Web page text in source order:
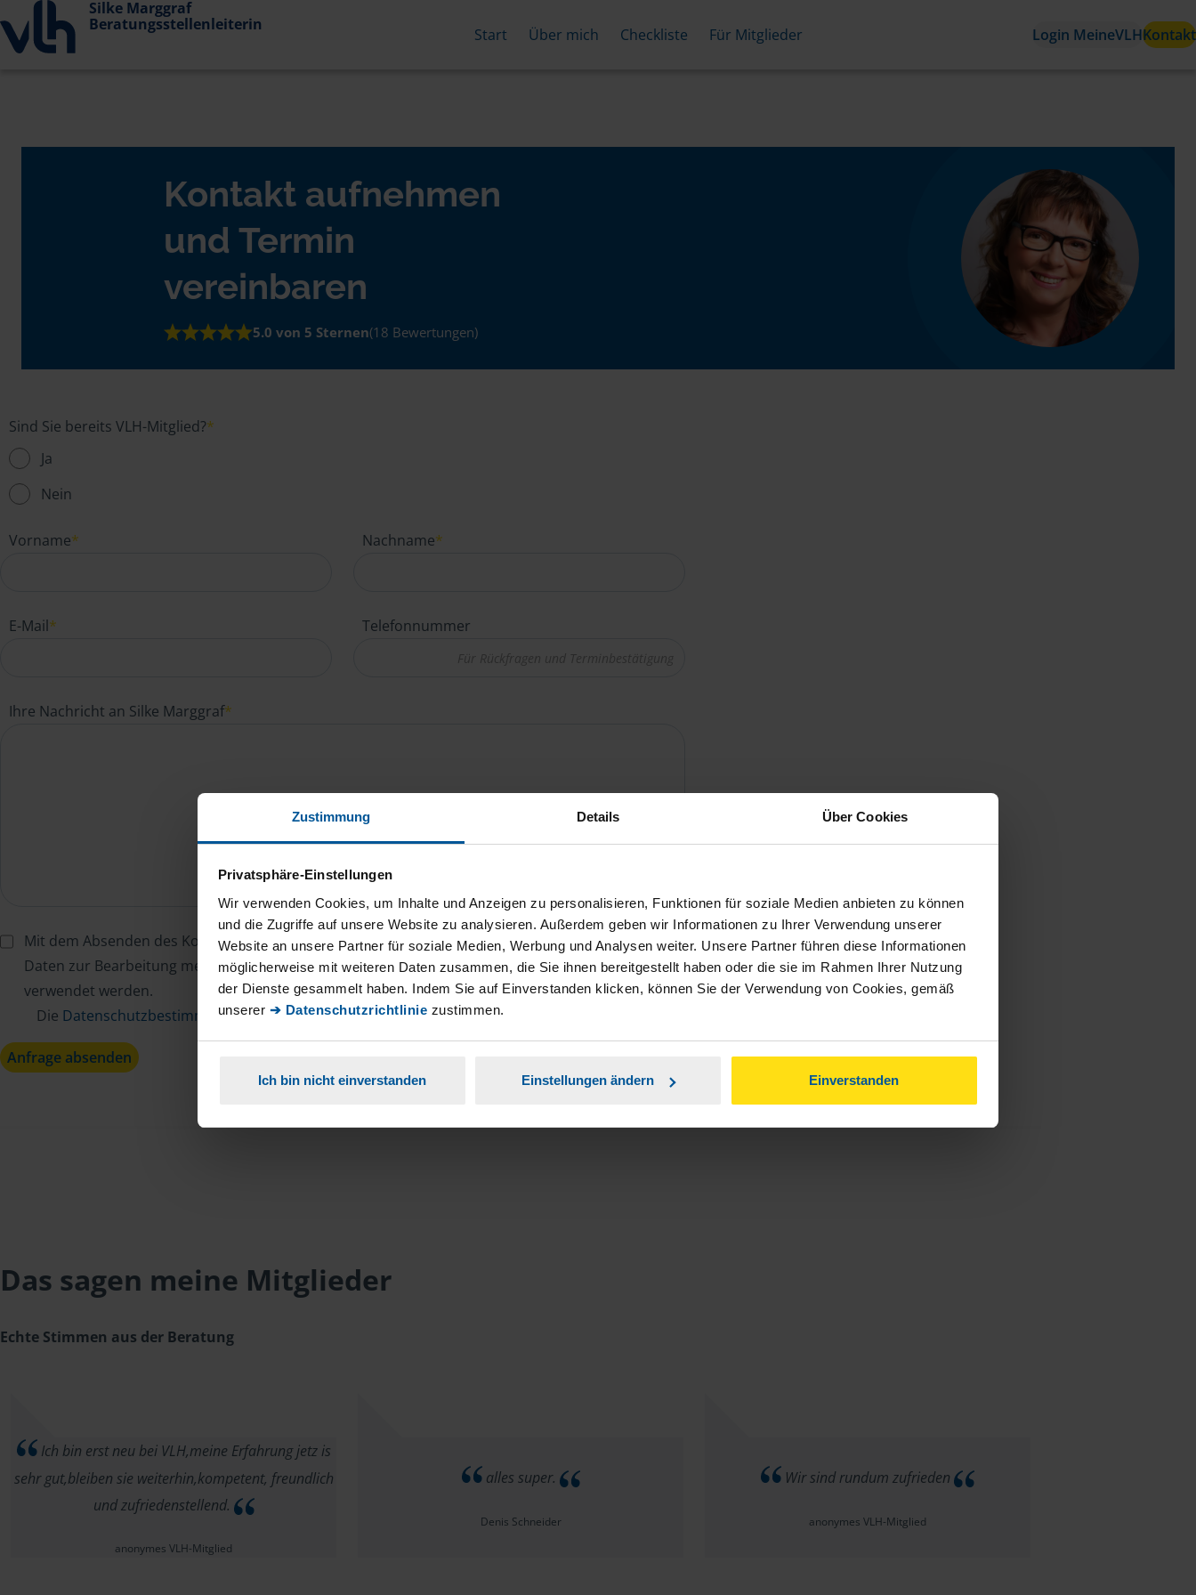
Zustimmung Details Über Cookies
Privatsphäre-Einstellungen
Wir verwenden Cookies, um Inhalte und Anzeigen zu personalisieren, Funktionen für soziale Medien anbieten zu können
und die Zugriffe auf unsere Website zu analysieren. Außerdem geben wir Informationen zu Ihrer Verwendung unserer
Website an unsere Partner für soziale Medien, Werbung und Analysen weiter. Unsere Partner führen diese Informationen
möglicherweise mit weiteren Daten zusammen, die Sie ihnen bereitgestellt haben oder die sie im Rahmen Ihrer Nutzung
der Dienste gesammelt haben. Indem Sie auf Einverstanden klicken, können Sie der Verwendung von Cookies, gemäß
unserer ➔ Datenschutzrichtlinie zustimmen.
Ich bin nicht einverstanden Einstellungen ändern Einverstanden
Silke Marggraf
Beratungsstellenleiterin
Start Über mich Checkliste Für Mitglieder Login MeineVLHKontakt
Kontakt aufnehmen
und Termin
vereinbaren
5.0 von 5 Sternen(18 Bewertungen)
Sind Sie bereits VLH-Mitglied?*
Ja
Nein
Vorname* Nachname*
E-Mail* Telefonnummer
Ihre Nachricht an Silke Marggraf*
Mit dem Absenden des Kontaktformulars erkläre ich mich damit einverstanden, dass meine
Daten zur Bearbeitung meines Anliegens sowie zur internen Analyse der Zugriffsquelle
verwendet werden.
Die Datenschutzbestimmungenhabe ich zur Kenntnis genommen.*
Anfrage absenden
Das sagen meine Mitglieder
Echte Stimmen aus der Beratung
Ich bin erst neu bei VLH,meine Erfahrung jetz is
sehr gut,bleiben sie weiterhin,kompetent, freundlich
und zufriedenstellend.
anonymes VLH-Mitglied
alles super.
Denis Schneider
Wir sind rundum zufrieden
anonymes VLH-Mitglied